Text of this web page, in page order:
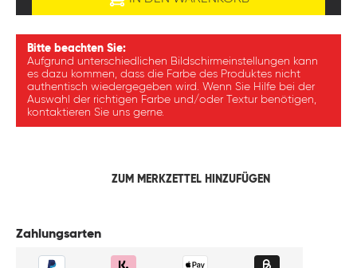
Bitte beachten Sie:
Aufgrund unterschiedlichen Bildschirmeinstellungen kann
es dazu kommen, dass die Farbe des Produktes nicht
authentisch wiedergegeben wird. Wenn Sie Hilfe bei der
Auswahl der richtigen Farbe und/oder Textur benötigen,
kontaktieren Sie uns gerne.
ZUM MERKZETTEL HINZUFÜGEN
Zahlungsarten